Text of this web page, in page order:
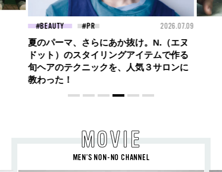
BEAUTY 2026.07.27
大胆不敵で、どこまでも自由。
BALLISTIK BOYZ 砂田将宏がまとう
COACHの新作フレグランス「コーチ ピ
ュア プラチナム パルファム」
MOVIE
MEN’S NON-NO CHANNEL